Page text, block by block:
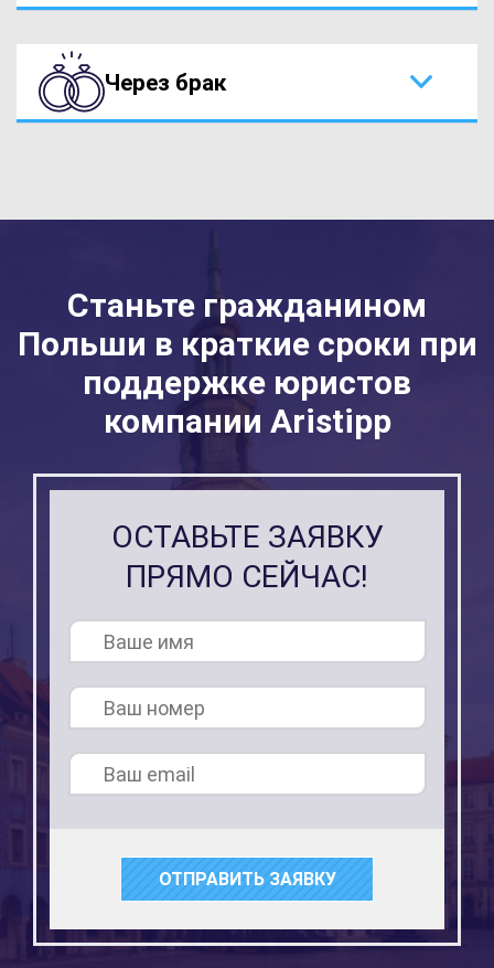
Через брак
Станьте гражданином
Польши в краткие сроки при
поддержке юристов
компании Aristipp
ОСТАВЬТЕ ЗАЯВКУ
ПРЯМО СЕЙЧАС!
ОТПРАВИТЬ ЗАЯВКУ